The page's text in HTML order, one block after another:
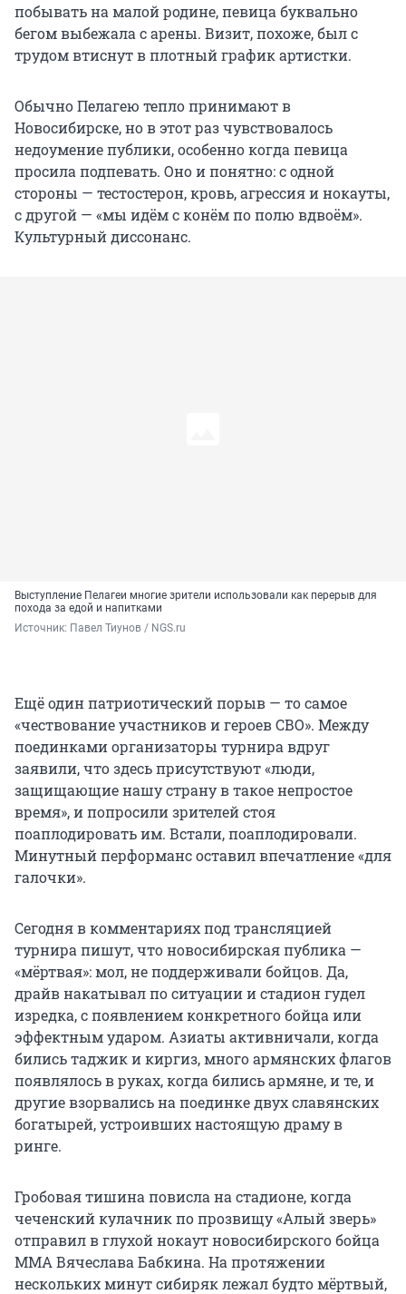
побывать на малой родине, певица буквально
бегом выбежала с арены. Визит, похоже, был с
трудом втиснут в плотный график артистки.
Обычно Пелагею тепло принимают в
Новосибирске, но в этот раз чувствовалось
недоумение публики, особенно когда певица
просила подпевать. Оно и понятно: с одной
стороны — тестостерон, кровь, агрессия и нокауты,
с другой — «мы идём с конём по полю вдвоём».
Культурный диссонанс.
Выступление Пелагеи многие зрители использовали как перерыв для
похода за едой и напитками
Источник: Павел Тиунов / NGS.ru
Ещё один патриотический порыв — то самое
«чествование участников и героев СВО». Между
поединками организаторы турнира вдруг
заявили, что здесь присутствуют «люди,
защищающие нашу страну в такое непростое
время», и попросили зрителей стоя
поаплодировать им. Встали, поаплодировали.
Минутный перформанс оставил впечатление «для
галочки».
Сегодня в комментариях под трансляцией
турнира пишут, что новосибирская публика —
«мёртвая»: мол, не поддерживали бойцов. Да,
драйв накатывал по ситуации и стадион гудел
изредка, с появлением конкретного бойца или
эффектным ударом. Азиаты активничали, когда
бились таджик и киргиз, много армянских флагов
появлялось в руках, когда бились армяне, и те, и
другие взорвались на поединке двух славянских
богатырей, устроивших настоящую драму в
ринге.
Гробовая тишина повисла на стадионе, когда
чеченский кулачник по прозвищу «Алый зверь»
отправил в глухой нокаут новосибирского бойца
ММА Вячеслава Бабкина. На протяжении
нескольких минут сибиряк лежал будто мёртвый,